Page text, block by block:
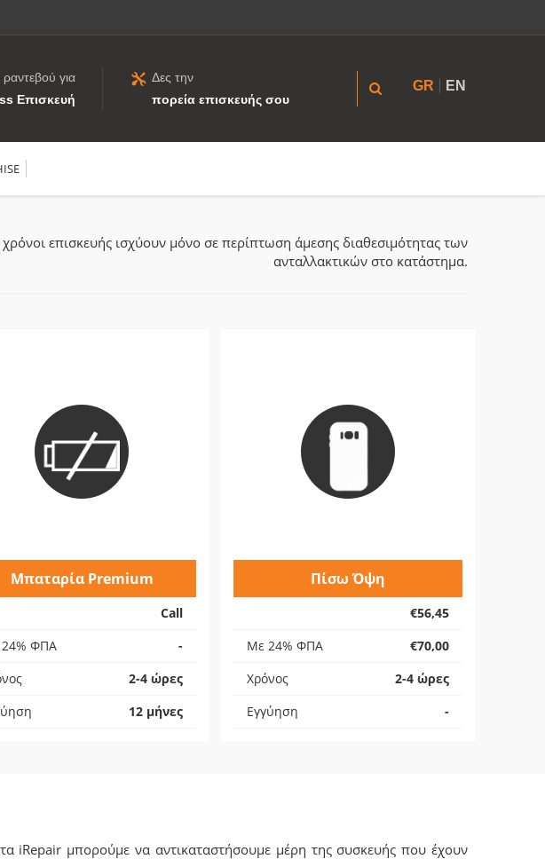
ραντεβού για
Επισκευή
Δες την
πορεία επισκευής σου
GR EN
επισκευής ισχύουν μόνο σε περίπτωση άμεσης διαθεσιμότητας των
ανταλλακτικών στο κατάστημα.
Μπαταρία Premium
Call
ΦΠΑ
-
2-4 ώρες
12 μήνες
Πίσω Όψη
€56,45
Με 24% ΦΠΑ
€70,00
Χρόνος
2-4 ώρες
Εγγύηση
-
iRepair μπορούμε να αντικαταστήσουμε μέρη της συσκευής που έχουν